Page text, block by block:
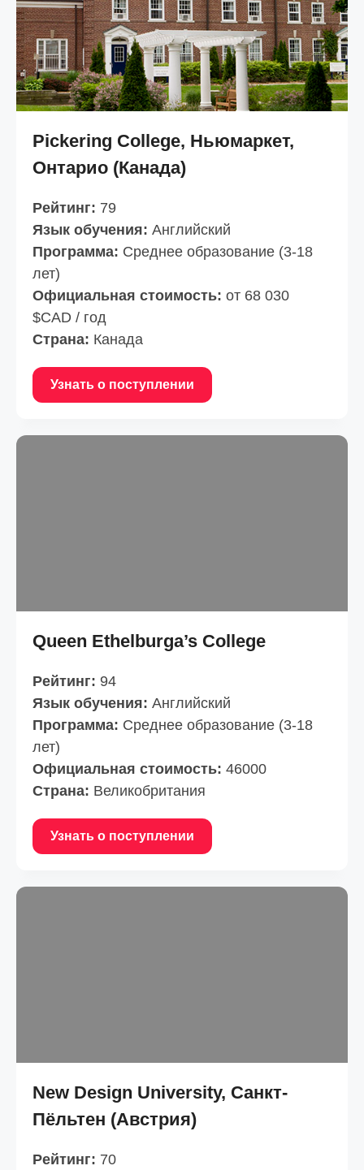
Pickering College, Ньюмаркет,
Онтарио (Канада)
Рейтинг: 79
Язык обучения: Английский
Программа: Среднее образование (3-18
лет)
Официальная стоимость: от 68 030
$CAD / год
Страна: Канада
Узнать о поступлении
Queen Ethelburga’s College
Рейтинг: 94
Язык обучения: Английский
Программа: Среднее образование (3-18
лет)
Официальная стоимость: 46000
Страна: Великобритания
Узнать о поступлении
New Design University, Санкт-
Пёльтен (Австрия)
Рейтинг: 70